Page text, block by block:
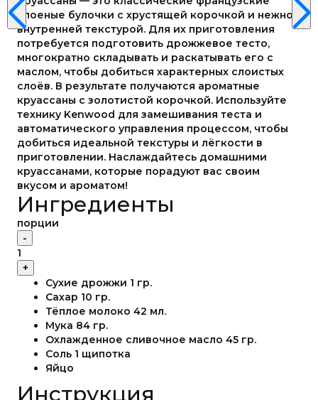
слоеные булочки с хрустящей корочкой и нежной
внутренней текстурой. Для их приготовления
потребуется подготовить дрожжевое тесто,
многократно складывать и раскатывать его с
маслом, чтобы добиться характерных слоистых
слоёв. В результате получаются ароматные
круассаны с золотистой корочкой. Используйте
технику Kenwood для замешивания теста и
автоматического управления процессом, чтобы
добиться идеальной текстуры и лёгкости в
приготовлении. Наслаждайтесь домашними
круассанами, которые порадуют вас своим
вкусом и ароматом!
Ингредиенты
порции
-
1
+
Сухие дрожжи 1 гр.
Сахар 10 гр.
Тёплое молоко 42 мл.
Мука 84 гр.
Охлажденное сливочное масло 45 гр.
Соль 1 щипотка
Яйцо
Инструкция